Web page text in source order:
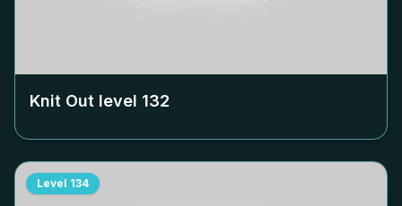
Knit Out level 132
Level 134